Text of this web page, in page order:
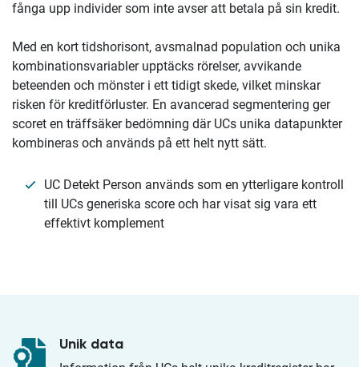
fånga upp individer som inte avser att betala på sin kredit.
Med en kort tidshorisont, avsmalnad population och unika
kombinationsvariabler upptäcks rörelser, avvikande
beteenden och mönster i ett tidigt skede, vilket minskar
risken för kreditförluster. En avancerad segmentering ger
scoret en träffsäker bedömning där UCs unika datapunkter
kombineras och används på ett helt nytt sätt.
UC Detekt Person används som en ytterligare kontroll
till UCs generiska score och har visat sig vara ett
effektivt komplement
Unik data